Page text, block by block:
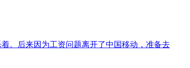
。后来因为工资问题离开了中国移动，准备去